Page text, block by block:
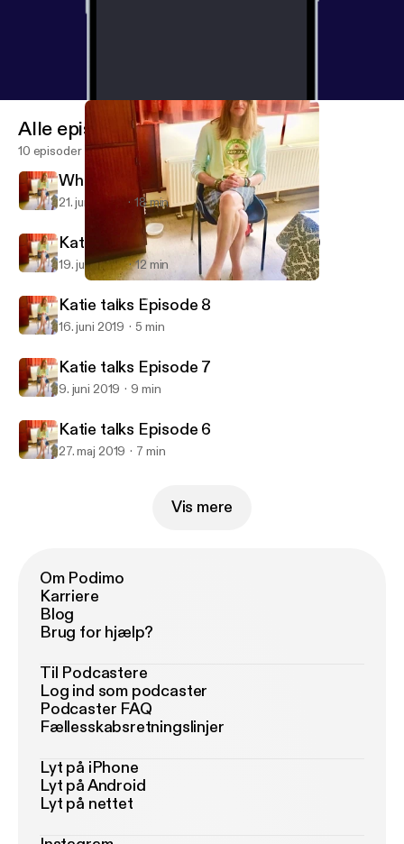
Katie talks football and crossdressing
Alle episoder
10 episoder
When Jimmy Greaves wouldnt walk
21. juni 2019 18 min
Katie's Football memories Episode 9
19. juni 2019 12 min
Katie talks Episode 8
16. juni 2019 5 min
Katie talks Episode 7
9. juni 2019 9 min
Katie talks Episode 6
27. maj 2019 7 min
Vis mere
Om Podimo
Karriere
Blog
Brug for hjælp?
Til Podcastere
Log ind som podcaster
Podcaster FAQ
Fællesskabsretningslinjer
Lyt på iPhone
Lyt på Android
Lyt på nettet